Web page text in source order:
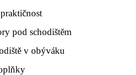
pod schodištěm
v obýváku